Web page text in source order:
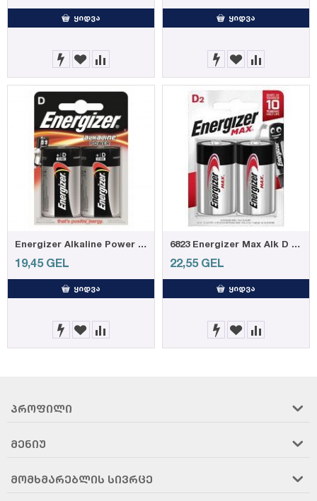
ᲧᲘᲓᲕᲐ ᲧᲘᲓᲕᲐ
Energizer Alkaline Power D, 2 ცალი, FSB2 CEE E95
19,45 GEL
ᲧᲘᲓᲕᲐ
6823 Energizer Max Alk D CHP2
22,55 GEL
ᲧᲘᲓᲕᲐ
ᲞᲠᲝᲤᲘᲚᲘ
ᲛᲔᲜᲘᲣ
ᲛᲝᲛᲮᲛᲐᲠᲔᲑᲚᲘᲡ ᲡᲘᲕᲠᲪᲔ